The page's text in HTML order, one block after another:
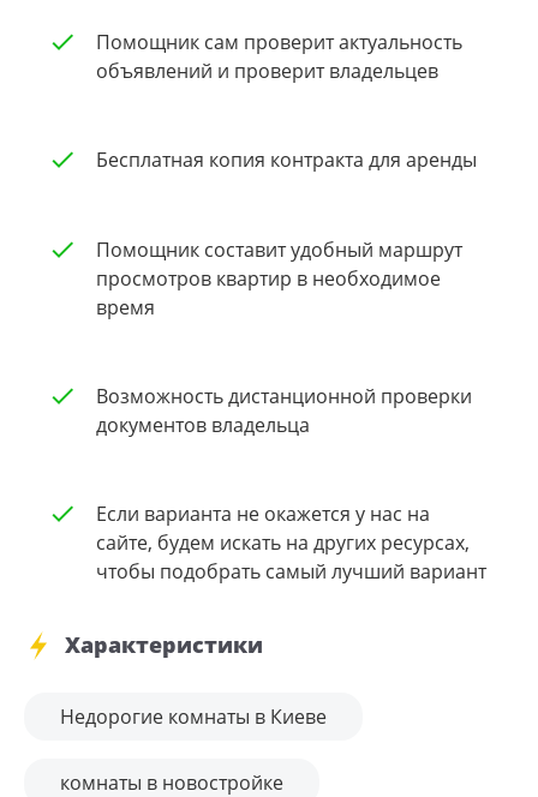
Помощник сам проверит актуальность
объявлений и проверит владельцев
Бесплатная копия контракта для аренды
Помощник составит удобный маршрут
просмотров квартир в необходимое
время
Возможность дистанционной проверки
документов владельца
Если варианта не окажется у нас на
сайте, будем искать на других ресурсах,
чтобы подобрать самый лучший вариант
Характеристики
Недорогие комнаты в Киеве
комнаты в новостройке